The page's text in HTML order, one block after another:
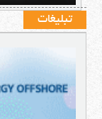
تبلیغات